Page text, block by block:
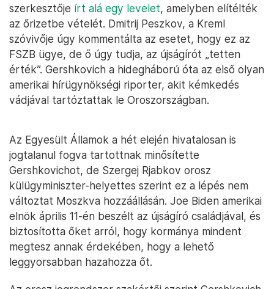
szerkesztője írt alá egy levelet, amelyben elítélték
az őrizetbe vételét. Dmitrij Peszkov, a Kreml
szóvivője úgy kommentálta az esetet, hogy ez az
FSZB ügye, de ő úgy tudja, az újságírót „tetten
érték”. Gershkovich a hidegháború óta az első olyan
amerikai hírügynökségi riporter, akit kémkedés
vádjával tartóztattak le Oroszországban.
Az Egyesült Államok a hét elején hivatalosan is
jogtalanul fogva tartottnak minősítette
Gershkovichot, de Szergej Rjabkov orosz
külügyminiszter-helyettes szerint ez a lépés nem
változtat Moszkva hozzáállásán. Joe Biden amerikai
elnök április 11-én beszélt az újságíró családjával, és
biztosította őket arról, hogy kormánya mindent
megtesz annak érdekében, hogy a lehető
leggyorsabban hazahozza őt.